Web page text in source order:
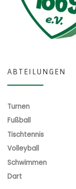
ABTEILUNGEN
Turnen
Fußball
Tischtennis
Volleyball
Schwimmen
Dart